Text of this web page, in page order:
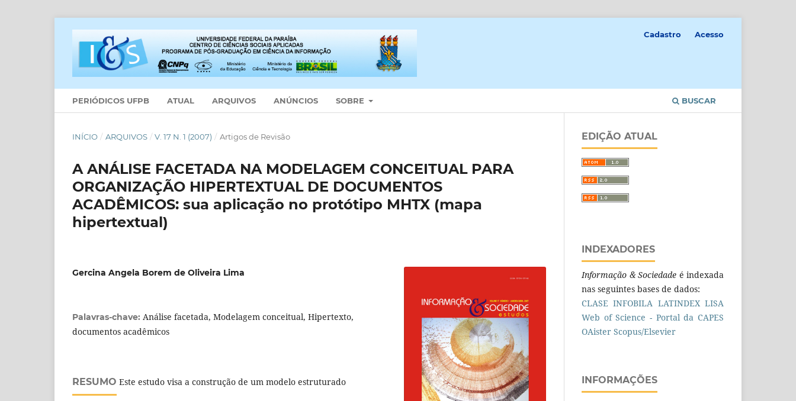
PERIÓDICOS UFPB ATUAL ARQUIVOS ANÚNCIOS SOBRE BUSCAR
Cadastro Acesso
INÍCIO / ARQUIVOS / V. 17 N. 1 (2007) / Artigos de Revisão
A ANÁLISE FACETADA NA MODELAGEM CONCEITUAL PARA
ORGANIZAÇÃO HIPERTEXTUAL DE DOCUMENTOS
ACADÊMICOS: sua aplicação no protótipo MHTX (mapa
hipertextual)
Gercina Angela Borem de Oliveira Lima
Palavras-chave: Análise facetada, Modelagem conceitual, Hipertexto,
documentos acadêmicos
RESUMO Este estudo visa a construção de um modelo estruturado
EDIÇÃO ATUAL
INDEXADORES
Informação & Sociedade é indexada
nas seguintes bases de dados:
CLASE INFOBILA LATINDEX LISA
Web of Science - Portal da CAPES
OAister Scopus/Elsevier
INFORMAÇÕES